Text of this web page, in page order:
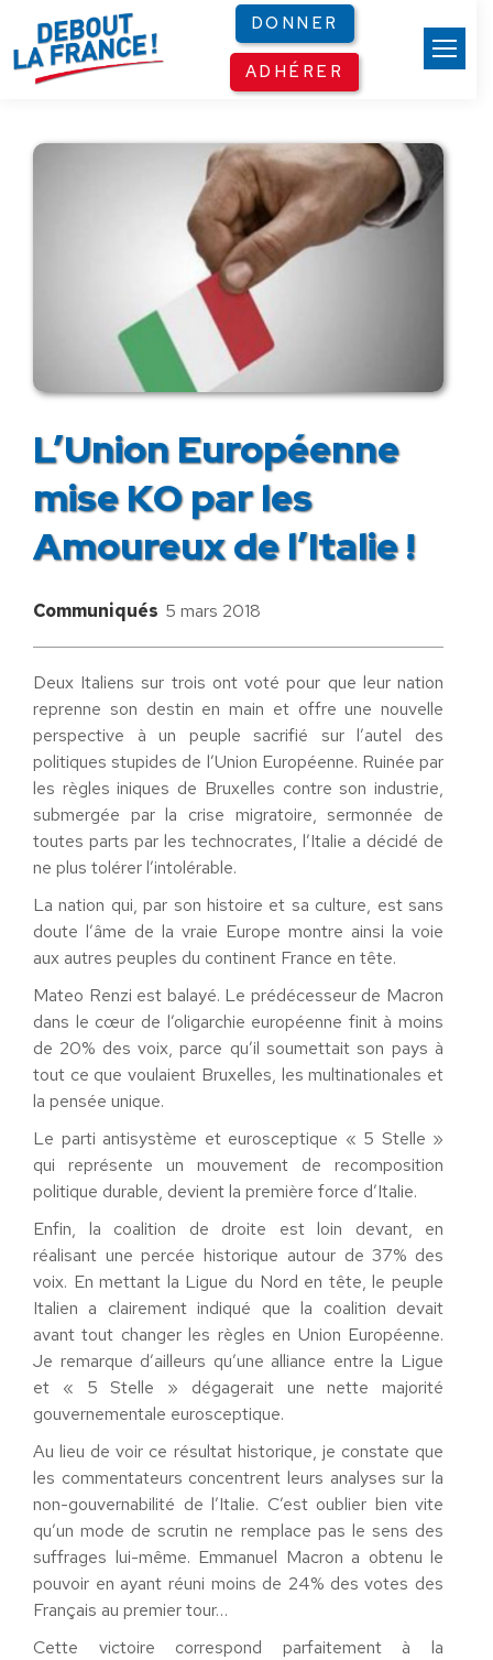
DONNER
ADHÉRER
L’Union Européenne
mise KO par les
Amoureux de l’Italie !
Communiqués 5 mars 2018
Deux Italiens sur trois ont voté pour que leur nation
reprenne son destin en main et offre une nouvelle
perspective à un peuple sacrifié sur l’autel des
politiques stupides de l’Union Européenne. Ruinée par
les règles iniques de Bruxelles contre son industrie,
submergée par la crise migratoire, sermonnée de
toutes parts par les technocrates, l’Italie a décidé de
ne plus tolérer l’intolérable.
La nation qui, par son histoire et sa culture, est sans
doute l’âme de la vraie Europe montre ainsi la voie
aux autres peuples du continent France en tête.
Mateo Renzi est balayé. Le prédécesseur de Macron
dans le cœur de l’oligarchie européenne finit à moins
de 20% des voix, parce qu’il soumettait son pays à
tout ce que voulaient Bruxelles, les multinationales et
la pensée unique.
Le parti antisystème et eurosceptique « 5 Stelle »
qui représente un mouvement de recomposition
politique durable, devient la première force d’Italie.
Enfin, la coalition de droite est loin devant, en
réalisant une percée historique autour de 37% des
voix. En mettant la Ligue du Nord en tête, le peuple
Italien a clairement indiqué que la coalition devait
avant tout changer les règles en Union Européenne.
Je remarque d’ailleurs qu’une alliance entre la Ligue
et « 5 Stelle » dégagerait une nette majorité
gouvernementale eurosceptique.
Au lieu de voir ce résultat historique, je constate que
les commentateurs concentrent leurs analyses sur la
non-gouvernabilité de l’Italie. C’est oublier bien vite
qu’un mode de scrutin ne remplace pas le sens des
suffrages lui-même. Emmanuel Macron a obtenu le
pouvoir en ayant réuni moins de 24% des votes des
Français au premier tour…
Cette victoire correspond parfaitement à la
Panneau de gestion des cookies